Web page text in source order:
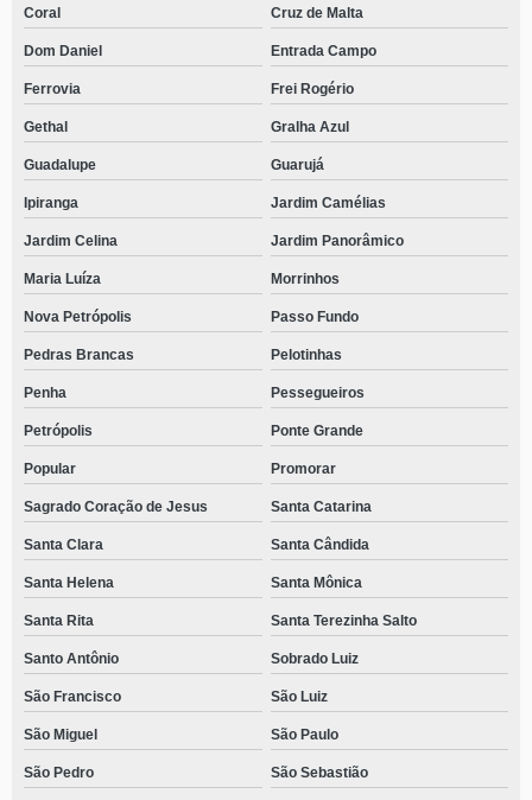
Coral Cruz de Malta
Dom Daniel Entrada Campo
Ferrovia Frei Rogério
Gethal Gralha Azul
Guadalupe Guarujá
Ipiranga Jardim Camélias
Jardim Celina Jardim Panorâmico
Maria Luíza Morrinhos
Nova Petrópolis Passo Fundo
Pedras Brancas Pelotinhas
Penha Pessegueiros
Petrópolis Ponte Grande
Popular Promorar
Sagrado Coração de Jesus Santa Catarina
Santa Clara Santa Cândida
Santa Helena Santa Mônica
Santa Rita Santa Terezinha Salto
Santo Antônio Sobrado Luiz
São Francisco São Luiz
São Miguel São Paulo
São Pedro São Sebastião